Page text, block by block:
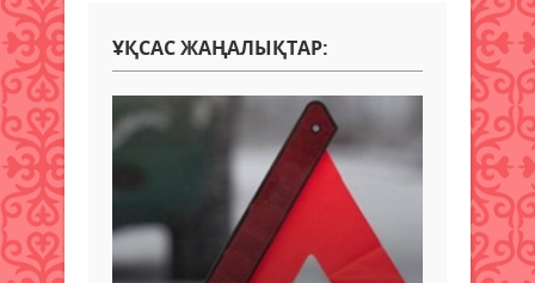
ҰҚСАС ЖАҢАЛЫҚТАР: